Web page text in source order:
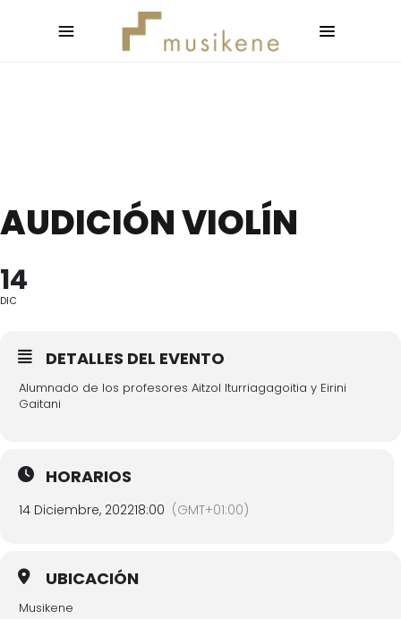
AUDICIÓN VIOLÍN
14
DIC
DETALLES DEL EVENTO
Alumnado de los profesores Aitzol Iturriagagoitia y Eirini
Gaitani
HORARIOS
14 Diciembre, 202218:00 (GMT+01:00)
UBICACIÓN
Musikene